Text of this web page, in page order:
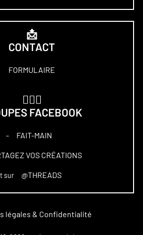
📩
CONTACT
FORMULAIRE
FACEBOOK
– FAIT-MAIN
VOS CRÉATIONS
sur @THREADS
légales & Confidentialité